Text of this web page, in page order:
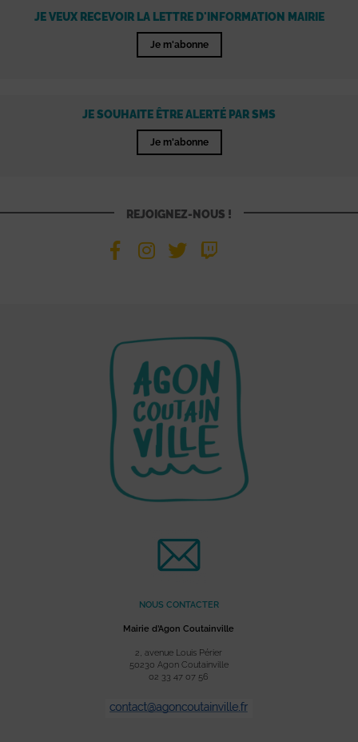
JE VEUX RECEVOIR LA LETTRE D'INFORMATION MAIRIE
Je m'abonne
JE SOUHAITE ÊTRE ALERTÉ PAR SMS
Je m'abonne
REJOIGNEZ-NOUS !
NOUS CONTACTER
Mairie d’Agon Coutainville
2, avenue Louis Périer
50230 Agon Coutainville
02 33 47 07 56